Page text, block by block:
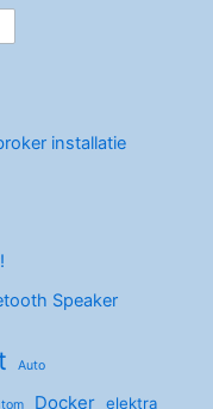
installatie
Speaker
Auto
Docker elektra